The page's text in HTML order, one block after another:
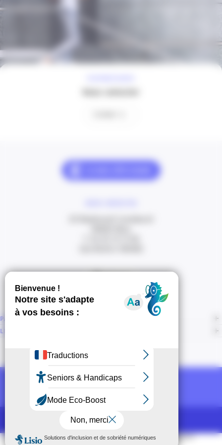
PAGES
LIENS CONNEXES
Recevoir la newsletter CCI
CCI Espace Presse
Mentions légalesAccessibilitéSitemapCGU CGVCPV